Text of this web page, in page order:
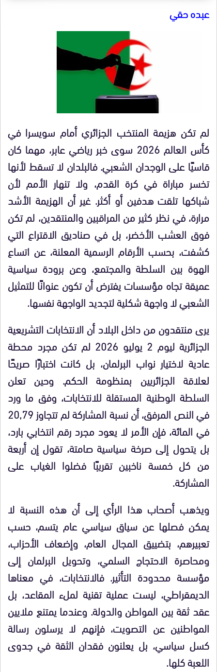
عبده حقي
لم تكن هزيمة المنتخب الجزائري أمام سويسرا في
كأس العالم 2026 سوى خبر رياضي عابر، مهما كان
قاسيًا على الوجدان الشعبي. فالبلدان لا تسقط لأنها
تخسر مباراة في كرة القدم، ولا تنهار الأمم لأن
شباكها تلقت هدفين أو أكثر. غير أن الهزيمة الأشد
مرارة، في نظر كثير من المراقبين والمنتقدين، لم تكن
فوق العشب الأخضر، بل في صناديق الاقتراع التي
كشفت، بحسب الأرقام الرسمية المعلنة، عن اتساع
الهوة بين السلطة والمجتمع، وعن برودة سياسية
عميقة تجاه مؤسسات يفترض أن تكون عنوانًا للتمثيل
الشعبي لا واجهة شكلية لتجديد الواجهة نفسها.
يرى منتقدون من داخل البلاد أن الانتخابات التشريعية
الجزائرية ليوم 2 يوليو 2026 لم تكن مجرد محطة
عادية لاختيار نواب البرلمان، بل كانت اختبارًا صريحًا
لعلاقة الجزائريين بمنظومة الحكم. وحين تعلن
السلطة الوطنية المستقلة للانتخابات، وفق ما ورد
في النص المرفق، أن نسبة المشاركة لم تتجاوز 20,79
في المائة، فإن الأمر لا يعود مجرد رقم انتخابي بارد،
بل يتحول إلى صرخة سياسية صامتة، تقول إن أربعة
من كل خمسة ناخبين تقريبًا فضلوا الغياب على
المشاركة.
ويذهب أصحاب هذا الرأي إلى أن هذه النسبة لا
يمكن فصلها عن سياق سياسي عام يتسم، حسب
تعبيرهم، بتضييق المجال العام، وإضعاف الأحزاب،
ومحاصرة الاحتجاج السلمي، وتحويل البرلمان إلى
مؤسسة محدودة التأثير. فالانتخابات، في معناها
الديمقراطي، ليست عملية تقنية لملء المقاعد، بل
عقد ثقة بين المواطن والدولة. وعندما يمتنع ملايين
المواطنين عن التصويت، فإنهم لا يرسلون رسالة
كسل سياسي، بل يعلنون فقدان الثقة في جدوى
اللعبة كلها.